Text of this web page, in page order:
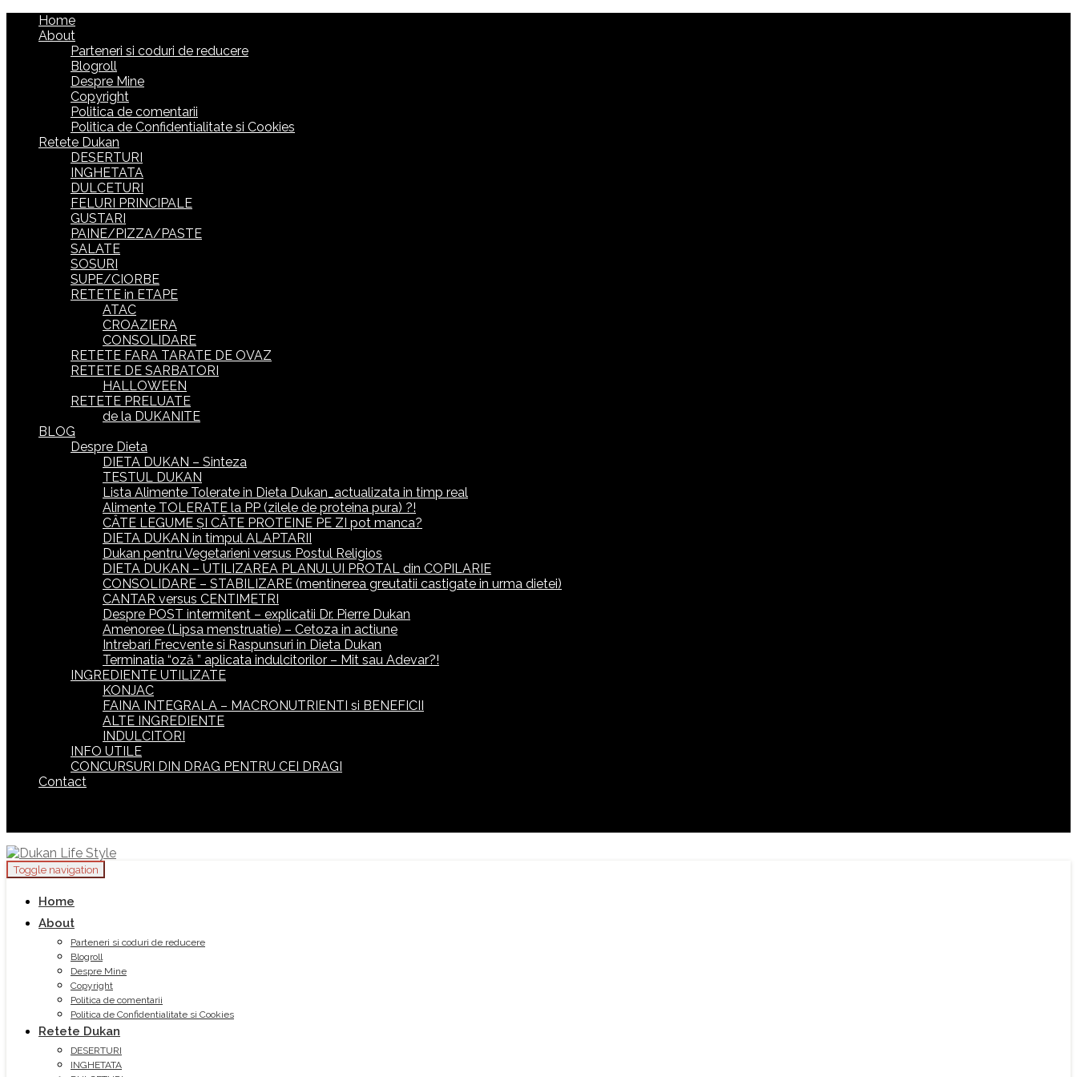
Home
About
Parteneri si coduri de reducere
Blogroll
Despre Mine
Copyright
Politica de comentarii
Politica de Confidentialitate si Cookies
Retete Dukan
DESERTURI
INGHETATA
DULCETURI
FELURI PRINCIPALE
GUSTARI
PAINE/PIZZA/PASTE
SALATE
SOSURI
SUPE/CIORBE
RETETE in ETAPE
ATAC
CROAZIERA
CONSOLIDARE
RETETE FARA TARATE DE OVAZ
RETETE DE SARBATORI
HALLOWEEN
RETETE PRELUATE
de la DUKANITE
BLOG
Despre Dieta
DIETA DUKAN – Sinteza
TESTUL DUKAN
Lista Alimente Tolerate in Dieta Dukan_actualizata in timp real
Alimente TOLERATE la PP (zilele de proteina pura) ?!
CÂTE LEGUME ȘI CÂTE PROTEINE PE ZI pot manca?
DIETA DUKAN in timpul ALAPTARII
Dukan pentru Vegetarieni versus Postul Religios
DIETA DUKAN – UTILIZAREA PLANULUI PROTAL din COPILARIE
CONSOLIDARE – STABILIZARE (mentinerea greutatii castigate in urma dietei)
CANTAR versus CENTIMETRI
Despre POST intermitent – explicatii Dr. Pierre Dukan
Amenoree (Lipsa menstruatie) – Cetoza in actiune
Intrebari Frecvente si Raspunsuri in Dieta Dukan
Terminatia “oză ” aplicata indulcitorilor – Mit sau Adevar?!
INGREDIENTE UTILIZATE
KONJAC
FAINA INTEGRALA – MACRONUTRIENTI si BENEFICII
ALTE INGREDIENTE
INDULCITORI
INFO UTILE
CONCURSURI DIN DRAG PENTRU CEI DRAGI
Contact
Toggle navigation
Home
About
Parteneri si coduri de reducere
Blogroll
Despre Mine
Copyright
Politica de comentarii
Politica de Confidentialitate si Cookies
Retete Dukan
DESERTURI
INGHETATA